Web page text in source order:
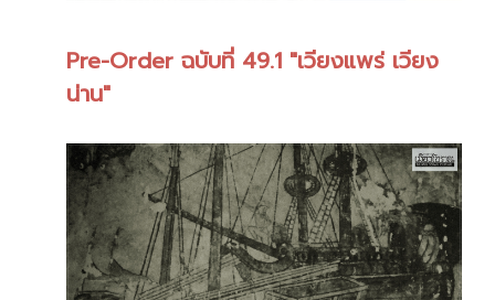
Pre-Order ฉบับที่ 49.1 "เวียงแพร่ เวียง
น่าน"